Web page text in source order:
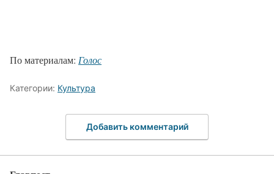
По материалам: Голос
Категории: Культура
Добавить комментарий